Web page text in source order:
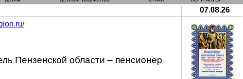
07.08.26
Пензенской области – пенсионер